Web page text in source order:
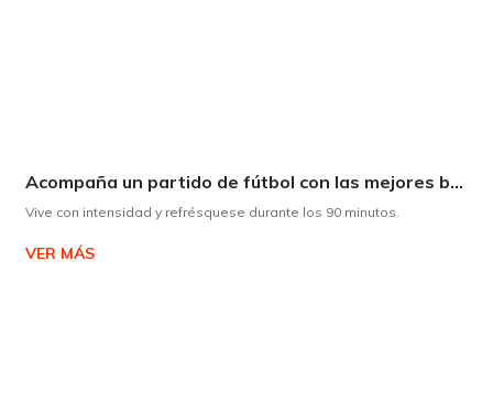
Acompaña un partido de fútbol con las mejores bebidas
Vive con intensidad y refrésquese durante los 90 minutos.
VER MÁS